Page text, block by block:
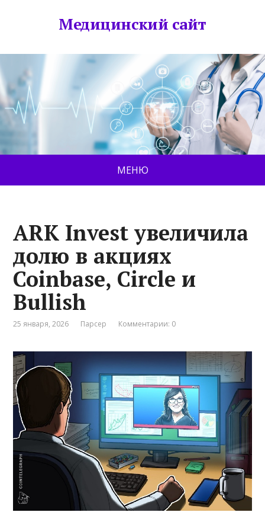
Медицинский сайт
МЕНЮ
ARK Invest увеличила
долю в акциях
Coinbase, Circle и
Bullish
25 января, 2026 Парсер Комментарии: 0